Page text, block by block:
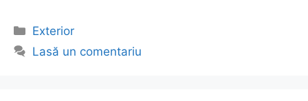
Categorii
Exterior
Lasă un comentariu